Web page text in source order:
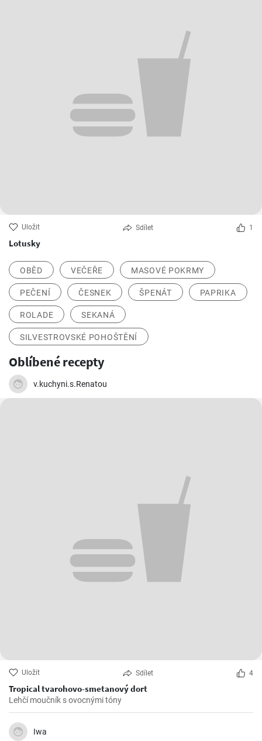
Uložit Sdílet 1
Lotusky
OBĚD VEČEŘE MASOVÉ POKRMY
PEČENÍ ČESNEK ŠPENÁT PAPRIKA
ROLADE SEKANÁ
SILVESTROVSKÉ POHOŠTĚNÍ
Oblíbené recepty
v.kuchyni.s.Renatou
Uložit Sdílet 4
Tropical tvarohovo-smetanový dort
Lehčí moučník s ovocnými tóny
Iwa